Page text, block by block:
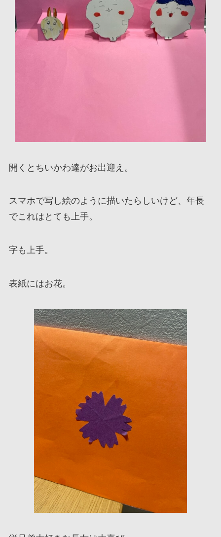
開くとちいかわ達がお出迎え。
スマホで写し絵のように描いたらしいけど、年長
でこれはとても上手。
字も上手。
表紙にはお花。